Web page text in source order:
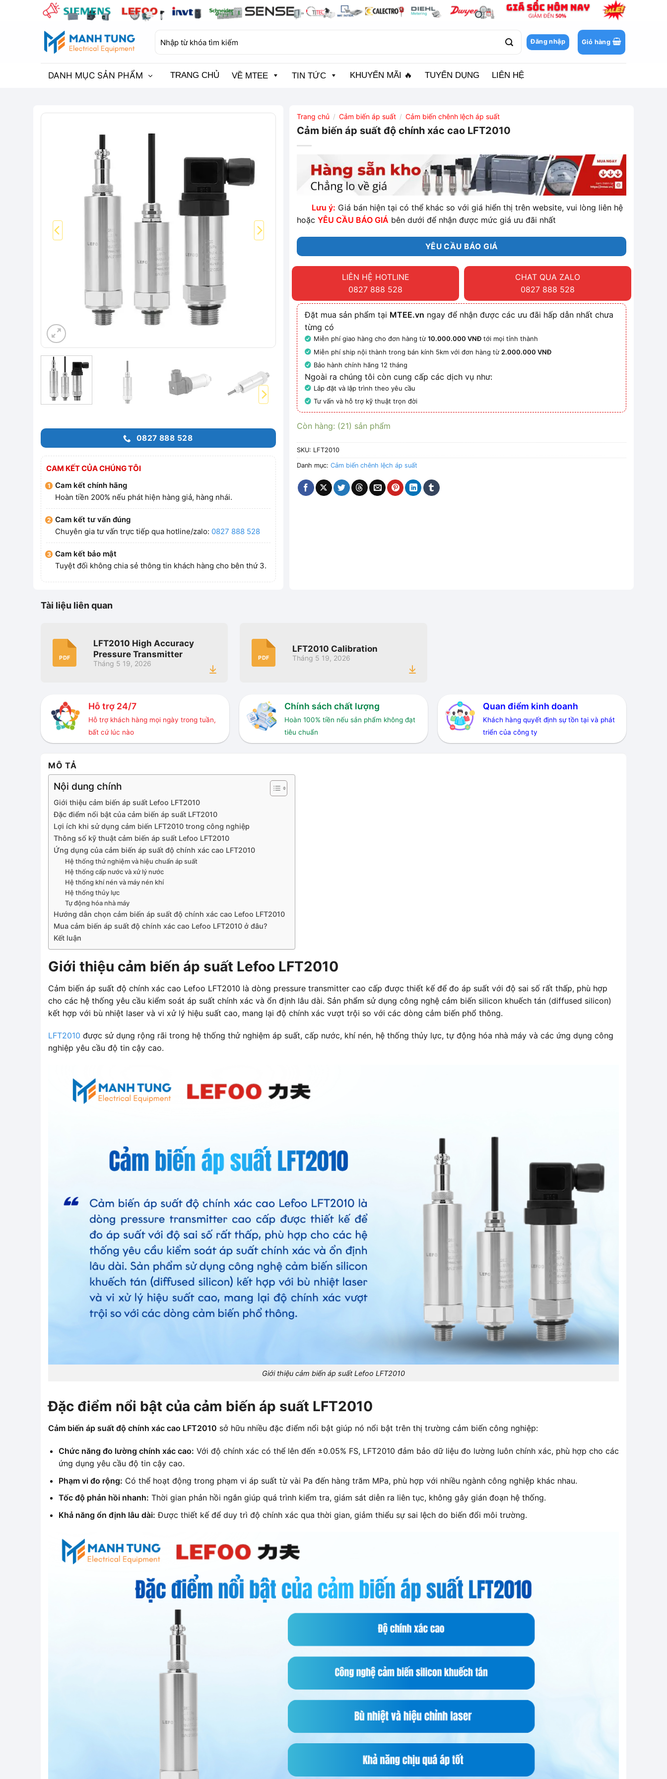
kiếm:
Đăng nhập Giỏ hàng
DANH MỤC SẢN PHẨM TRANG CHỦ VỀ MTEE TIN TỨC KHUYẾN MÃI 🔥 TUYỂN DỤNG LIÊN HỆ
0827 888 528
CAM KẾT CỦA CHÚNG TÔI
Cam kết chính hãng
Hoàn tiền 200% nếu phát hiện hàng giả, hàng nhái.
Cam kết tư vấn đúng
Chuyên gia tư vấn trực tiếp qua hotline/zalo: 0827 888 528
Cam kết bảo mật
Tuyệt đối không chia sẻ thông tin khách hàng cho bên thứ 3.
Trang chủ / Cảm biến áp suất / Cảm biến chênh lệch áp suất
Cảm biến áp suất độ chính xác cao LFT2010
Lưu ý: Giá bán hiện tại có thể khác so với giá hiển thị trên website, vui lòng liên hệ
hoặcYÊU CẦU BÁO GIÁ bên dưới để nhận được mức giá ưu đãi nhất
YÊU CẦU BÁO GIÁ
LIÊN HỆ HOTLINE
0827 888 528
CHAT QUA ZALO
0827 888 528
Đặt mua sản phẩm tại MTEE.vn ngay để nhận được các ưu đãi hấp dẫn nhất chưa
từng có
Miễn phí giao hàng cho đơn hàng từ10.000.000 VNĐ tới mọi tỉnh thành
Miễn phí ship nội thành trong bán kính 5km với đơn hàng từ 2.000.000 VNĐ
Bảo hành chính hãng 12 tháng
Ngoài ra chúng tôi còn cung cấp các dịch vụ như:
Lắp đặt và lập trình theo yêu cầu
Tư vấn và hỗ trợ kỹ thuật trọn đời
Còn hàng: (21) sản phẩm
SKU: LFT2010
Danh mục:Cảm biến chênh lệch áp suất
Tài liệu liên quan
PDF
LFT2010 High Accuracy
Pressure Transmitter
Tháng 5 19, 2026
PDF
LFT2010 Calibration
Tháng 5 19, 2026
Hỗ trợ 24/7
Hỗ trợ khách hàng mọi ngày trong tuần,
bất cứ lúc nào
Chính sách chất lượng
Hoàn 100% tiền nếu sản phẩm không đạt
tiêu chuẩn
Quan điểm kinh doanh
Khách hàng quyết định sự tồn tại và phát
triển của công ty
MÔ TẢ
Nội dung chính
Giới thiệu cảm biến áp suất Lefoo LFT2010
Đặc điểm nổi bật của cảm biến áp suất LFT2010
Lợi ích khi sử dụng cảm biến LFT2010 trong công nghiệp
Thông số kỹ thuật cảm biến áp suất Lefoo LFT2010
Ứng dụng của cảm biến áp suất độ chính xác cao LFT2010
Hệ thống thử nghiệm và hiệu chuẩn áp suất
Hệ thống cấp nước và xử lý nước
Hệ thống khí nén và máy nén khí
Hệ thống thủy lực
Tự động hóa nhà máy
Hướng dẫn chọn cảm biến áp suất độ chính xác cao Lefoo LFT2010
Mua cảm biến áp suất độ chính xác cao Lefoo LFT2010 ở đâu?
Kết luận
Giới thiệu cảm biến áp suất Lefoo LFT2010
Cảm biến áp suất độ chính xác cao Lefoo LFT2010 là dòng pressure transmitter cao cấp được thiết kế để đo áp suất với độ sai số rất thấp, phù hợp
cho các hệ thống yêu cầu kiểm soát áp suất chính xác và ổn định lâu dài. Sản phẩm sử dụng công nghệ cảm biến silicon khuếch tán (diffused silicon)
kết hợp với bù nhiệt laser và vi xử lý hiệu suất cao, mang lại độ chính xác vượt trội so với các dòng cảm biến phổ thông.
LFT2010 được sử dụng rộng rãi trong hệ thống thử nghiệm áp suất, cấp nước, khí nén, hệ thống thủy lực, tự động hóa nhà máy và các ứng dụng công
nghiệp yêu cầu độ tin cậy cao.
Giới thiệu cảm biến áp suất Lefoo LFT2010
Đặc điểm nổi bật của cảm biến áp suất LFT2010
Cảm biến áp suất độ chính xác cao LFT2010 sở hữu nhiều đặc điểm nổi bật giúp nó nổi bật trên thị trường cảm biến công nghiệp:
Chức năng đo lường chính xác cao: Với độ chính xác có thể lên đến ±0.05% FS, LFT2010 đảm bảo dữ liệu đo lường luôn chính xác, phù hợp cho các
ứng dụng yêu cầu độ tin cậy cao.
Phạm vi đo rộng: Có thể hoạt động trong phạm vi áp suất từ vài Pa đến hàng trăm MPa, phù hợp với nhiều ngành công nghiệp khác nhau.
Tốc độ phản hồi nhanh: Thời gian phản hồi ngắn giúp quá trình kiểm tra, giám sát diễn ra liên tục, không gây gián đoạn hệ thống.
Khả năng ổn định lâu dài: Được thiết kế để duy trì độ chính xác qua thời gian, giảm thiểu sự sai lệch do biến đổi môi trường.